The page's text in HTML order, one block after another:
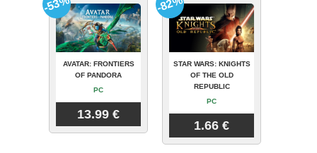
AVATAR: FRONTIERS
OF PANDORA
PC
13.99 €
-53%
STAR WARS: KNIGHTS
OF THE OLD
REPUBLIC
PC
1.66 €
-82%